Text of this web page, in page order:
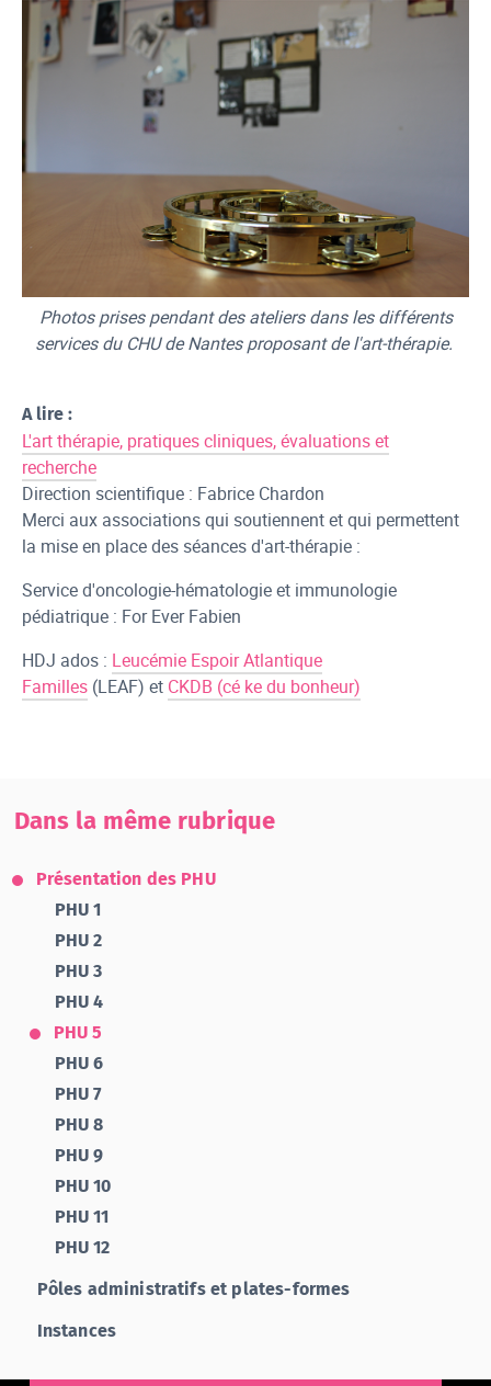
Photos prises pendant des ateliers dans les différents
services du CHU de Nantes proposant de l'art-thérapie.
A lire :
L'art thérapie, pratiques cliniques, évaluations et
recherche
Direction scientifique : Fabrice Chardon
Merci aux associations qui soutiennent et qui permettent
la mise en place des séances d'art-thérapie :
Service d'oncologie-hématologie et immunologie
pédiatrique : For Ever Fabien
HDJ ados : Leucémie Espoir Atlantique
Familles (LEAF) et CKDB (cé ke du bonheur)
Dans la même rubrique
Présentation des PHU
PHU 1
PHU 2
PHU 3
PHU 4
PHU 5
PHU 6
PHU 7
PHU 8
PHU 9
PHU 10
PHU 11
PHU 12
Pôles administratifs et plates-formes
Instances